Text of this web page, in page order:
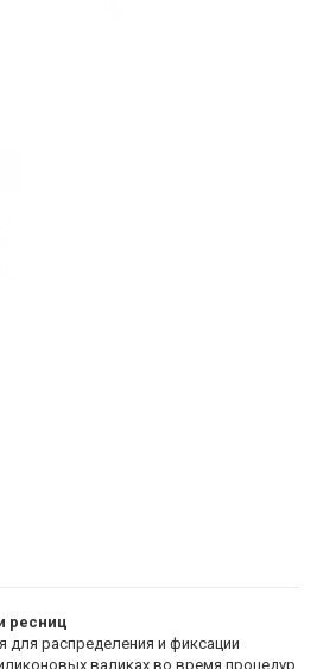
ресниц
для распределения и фиксации
валиках во время процедур